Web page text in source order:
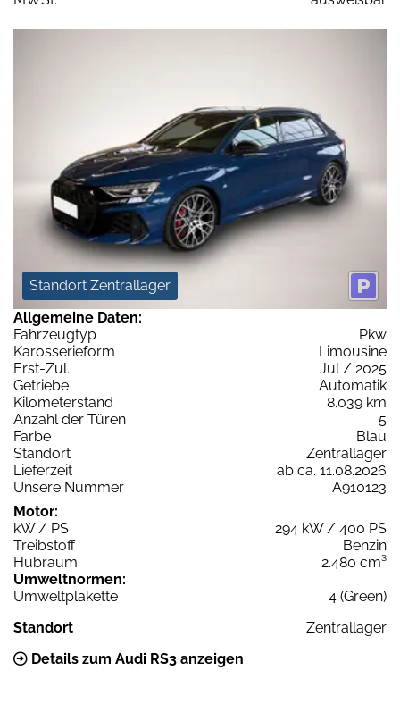
Standort Zentrallager
Allgemeine Daten:
Fahrzeugtyp
Pkw
Karosserieform
Limousine
Erst-Zul.
Jul / 2025
Getriebe
Automatik
Kilometerstand
8.039 km
Anzahl der Türen
5
Farbe
Blau
Standort
Zentrallager
Lieferzeit
ab ca. 11.08.2026
Unsere Nummer
A910123
Motor:
kW / PS
294 kW / 400 PS
Treibstoff
Benzin
Hubraum
2.480 cm³
Umweltnormen:
Umweltplakette
4 (Green)
Standort
Zentrallager
Details zum Audi RS3 anzeigen